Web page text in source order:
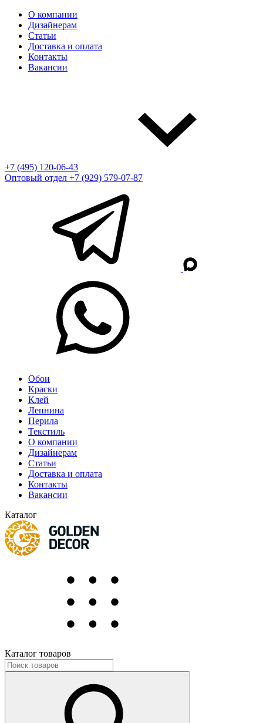
О компании
Дизайнерам
Статьи
Доставка и оплата
Контакты
Вакансии
+7 (495) 120-06-43
Оптовый отдел +7 (929) 579-07-87
Обои
Краски
Клей
Лепнина
Перила
Текстиль
О компании
Дизайнерам
Статьи
Доставка и оплата
Контакты
Вакансии
Каталог
Каталог товаров